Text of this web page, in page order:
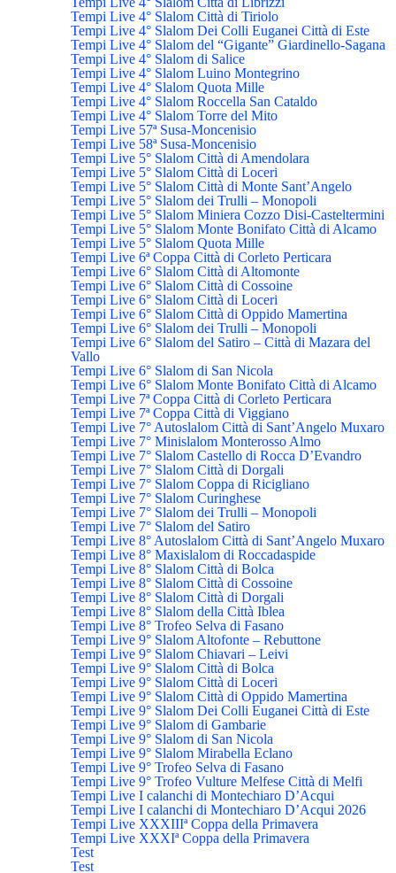
Tempi Live 4° Slalom Città di Tiriolo
Tempi Live 4° Slalom Dei Colli Euganei Città di Este
Tempi Live 4° Slalom del “Gigante” Giardinello-Sagana
Tempi Live 4° Slalom di Salice
Tempi Live 4° Slalom Luino Montegrino
Tempi Live 4° Slalom Quota Mille
Tempi Live 4° Slalom Roccella San Cataldo
Tempi Live 4° Slalom Torre del Mito
Tempi Live 57ª Susa-Moncenisio
Tempi Live 58ª Susa-Moncenisio
Tempi Live 5° Slalom Città di Amendolara
Tempi Live 5° Slalom Città di Loceri
Tempi Live 5° Slalom Città di Monte Sant’Angelo
Tempi Live 5° Slalom dei Trulli – Monopoli
Tempi Live 5° Slalom Miniera Cozzo Disi-Casteltermini
Tempi Live 5° Slalom Monte Bonifato Città di Alcamo
Tempi Live 5° Slalom Quota Mille
Tempi Live 6ª Coppa Città di Corleto Perticara
Tempi Live 6° Slalom Città di Altomonte
Tempi Live 6° Slalom Città di Cossoine
Tempi Live 6° Slalom Città di Loceri
Tempi Live 6° Slalom Città di Oppido Mamertina
Tempi Live 6° Slalom dei Trulli – Monopoli
Tempi Live 6° Slalom del Satiro – Città di Mazara del
Vallo
Tempi Live 6° Slalom di San Nicola
Tempi Live 6° Slalom Monte Bonifato Città di Alcamo
Tempi Live 7ª Coppa Città di Corleto Perticara
Tempi Live 7ª Coppa Città di Viggiano
Tempi Live 7° Autoslalom Città di Sant’Angelo Muxaro
Tempi Live 7° Minislalom Monterosso Almo
Tempi Live 7° Slalom Castello di Rocca D’Evandro
Tempi Live 7° Slalom Città di Dorgali
Tempi Live 7° Slalom Coppa di Ricigliano
Tempi Live 7° Slalom Curinghese
Tempi Live 7° Slalom dei Trulli – Monopoli
Tempi Live 7° Slalom del Satiro
Tempi Live 8° Autoslalom Città di Sant’Angelo Muxaro
Tempi Live 8° Maxislalom di Roccadaspide
Tempi Live 8° Slalom Città di Bolca
Tempi Live 8° Slalom Città di Cossoine
Tempi Live 8° Slalom Città di Dorgali
Tempi Live 8° Slalom della Città Iblea
Tempi Live 8° Trofeo Selva di Fasano
Tempi Live 9° Slalom Altofonte – Rebuttone
Tempi Live 9° Slalom Chiavari – Leivi
Tempi Live 9° Slalom Città di Bolca
Tempi Live 9° Slalom Città di Loceri
Tempi Live 9° Slalom Città di Oppido Mamertina
Tempi Live 9° Slalom Dei Colli Euganei Città di Este
Tempi Live 9° Slalom di Gambarie
Tempi Live 9° Slalom di San Nicola
Tempi Live 9° Slalom Mirabella Eclano
Tempi Live 9° Trofeo Selva di Fasano
Tempi Live 9° Trofeo Vulture Melfese Città di Melfi
Tempi Live I calanchi di Montechiaro D’Acqui
Tempi Live I calanchi di Montechiaro D’Acqui 2026
Tempi Live XXXIIIª Coppa della Primavera
Tempi Live XXXIª Coppa della Primavera
Test
Test